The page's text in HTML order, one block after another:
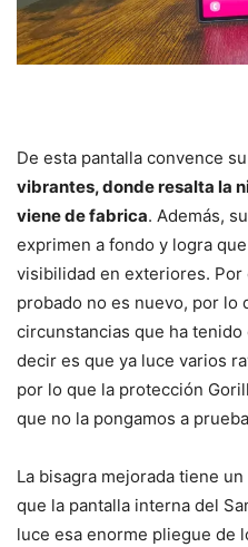
De esta pantalla convence su
vibrantes, donde resalta la
viene de fabrica. Además,
exprimen a fondo y logra
visibilidad en exteriores.
probado no es nuevo, por lo
circunstancias que ha
decir es que ya luce varios
por lo que la protección
que no la pongamos a
La bisagra mejorada tiene
que la pantalla interna del
luce esa enorme pliegue de